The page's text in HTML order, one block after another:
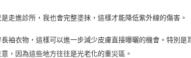
走進診所，我也會完整塗抹，這樣才能降低紫外線的傷害。
袖衣物，這樣可以進一步減少皮膚直接曝曬的機會。特別是
，因為這些地方往往是光老化的重災區。